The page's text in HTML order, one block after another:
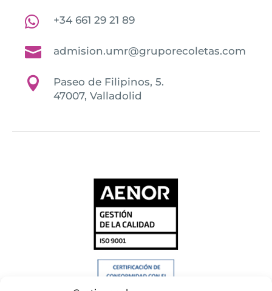
 +34 661 29 21 89
 admision.umr@gruporecoletas.com

Paseo de Filipinos, 5.
47007, Valladolid